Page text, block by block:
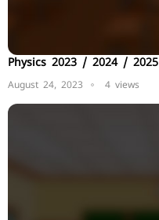
Physics 2023 / 2024 / 2025
August 24, 2023 4 views